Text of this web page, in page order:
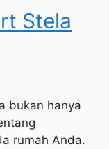
Stela
bukan hanya
rumah Anda.